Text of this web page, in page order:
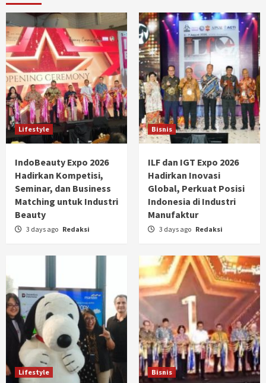
Lifestyle
IndoBeauty Expo 2026
Hadirkan Kompetisi,
Seminar, dan Business
Matching untuk Industri
Beauty
3 days ago Redaksi
Bisnis
ILF dan IGT Expo 2026
Hadirkan Inovasi
Global, Perkuat Posisi
Indonesia di Industri
Manufaktur
3 days ago Redaksi
Lifestyle Bisnis